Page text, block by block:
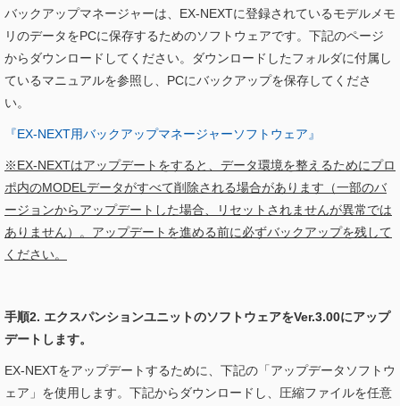
バックアップマネージャーは、EX-NEXTに登録されているモデルメモ
リのデータをPCに保存するためのソフトウェアです。下記のページ
からダウンロードしてください。ダウンロードしたフォルダに付属し
ているマニュアルを参照し、PCにバックアップを保存してくださ
い。
『EX-NEXT用バックアップマネージャーソフトウェア』
※EX-NEXTはアップデートをすると、データ環境を整えるためにプロ
ポ内のMODELデータがすべて削除される場合があります（一部のバ
ージョンからアップデートした場合、リセットされませんが異常では
ありません）。アップデートを進める前に必ずバックアップを残して
ください。
手順2. エクスパンションユニットのソフトウェアをVer.3.00にアップ
デートします。
EX-NEXTをアップデートするために、下記の「アップデータソフトウ
ェア」を使用します。下記からダウンロードし、圧縮ファイルを任意